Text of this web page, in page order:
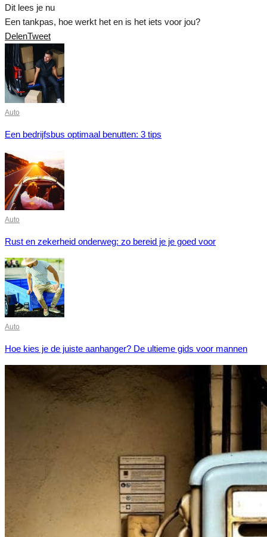
Dit lees je nu
Een tankpas, hoe werkt het en is het iets voor jou?
DelenTweet
Auto
Een bedrijfsbus optimaal benutten: 3 tips
Auto
Rust en zekerheid onderweg: zo bereid je je goed voor
Auto
Hoe kies je de juiste aanhanger? De ultieme gids voor mannen